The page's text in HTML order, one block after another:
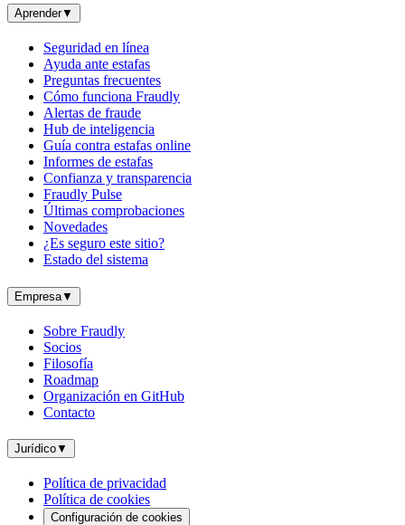
Aprender▼
Seguridad en línea
Ayuda ante estafas
Preguntas frecuentes
Cómo funciona Fraudly
Alertas de fraude
Hub de inteligencia
Guía contra estafas online
Informes de estafas
Confianza y transparencia
Fraudly Pulse
Últimas comprobaciones
Novedades
¿Es seguro este sitio?
Estado del sistema
Empresa▼
Sobre Fraudly
Socios
Filosofía
Roadmap
Organización en GitHub
Contacto
Jurídico▼
Política de privacidad
Política de cookies
Configuración de cookies